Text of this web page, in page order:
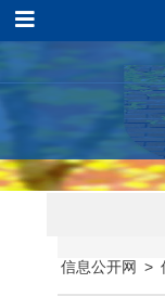
信息公开网 >